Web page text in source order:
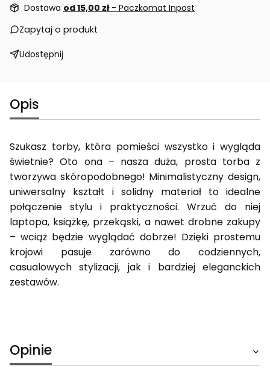
Dostawa od 15,00 zł - Paczkomat Inpost
Zapytaj o produkt
Udostępnij
Opis
Szukasz torby, która pomieści wszystko i wygląda
świetnie? Oto ona – nasza duża, prosta torba z
tworzywa skóropodobnego! Minimalistyczny design,
uniwersalny kształt i solidny materiał to idealne
połączenie stylu i praktyczności. Wrzuć do niej
laptopa, książkę, przekąski, a nawet drobne zakupy
– wciąż będzie wyglądać dobrze! Dzięki prostemu
krojowi pasuje zarówno do codziennych,
casualowych stylizacji, jak i bardziej eleganckich
zestawów.
Opinie